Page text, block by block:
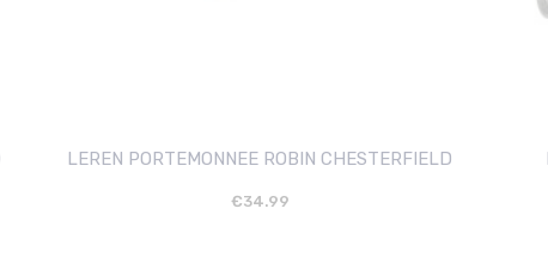
LEREN PORTEMONNEE ROBIN CHESTERFIELD
€34.99